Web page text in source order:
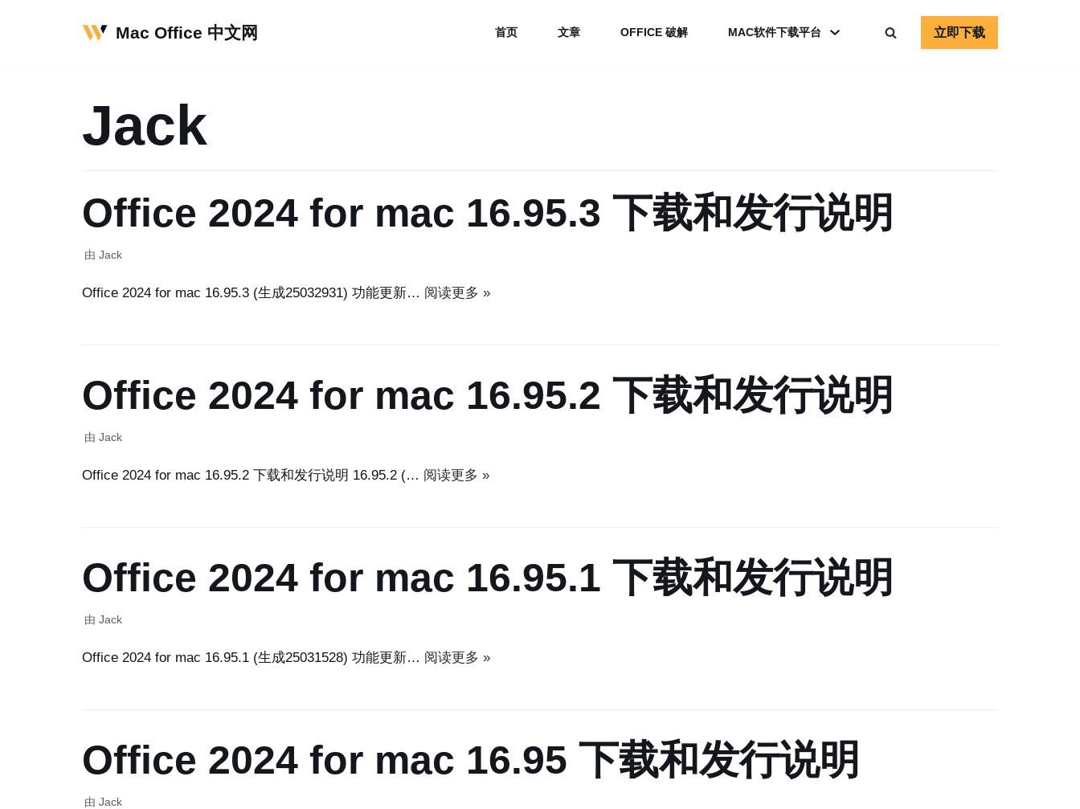
Mac Office 中文网 首页 文章 OFFICE 破解 MAC软件下载平台 立即下载
Jack
Office 2024 for mac 16.95.3 下载和发行说明
由 Jack
Office 2024 for mac 16.95.3 (生成25032931) 功能更新… 阅读更多 »
Office 2024 for mac 16.95.2 下载和发行说明
由 Jack
Office 2024 for mac 16.95.2 下载和发行说明 16.95.2 (… 阅读更多 »
Office 2024 for mac 16.95.1 下载和发行说明
由 Jack
Office 2024 for mac 16.95.1 (生成25031528) 功能更新… 阅读更多 »
Office 2024 for mac 16.95 下载和发行说明
由 Jack